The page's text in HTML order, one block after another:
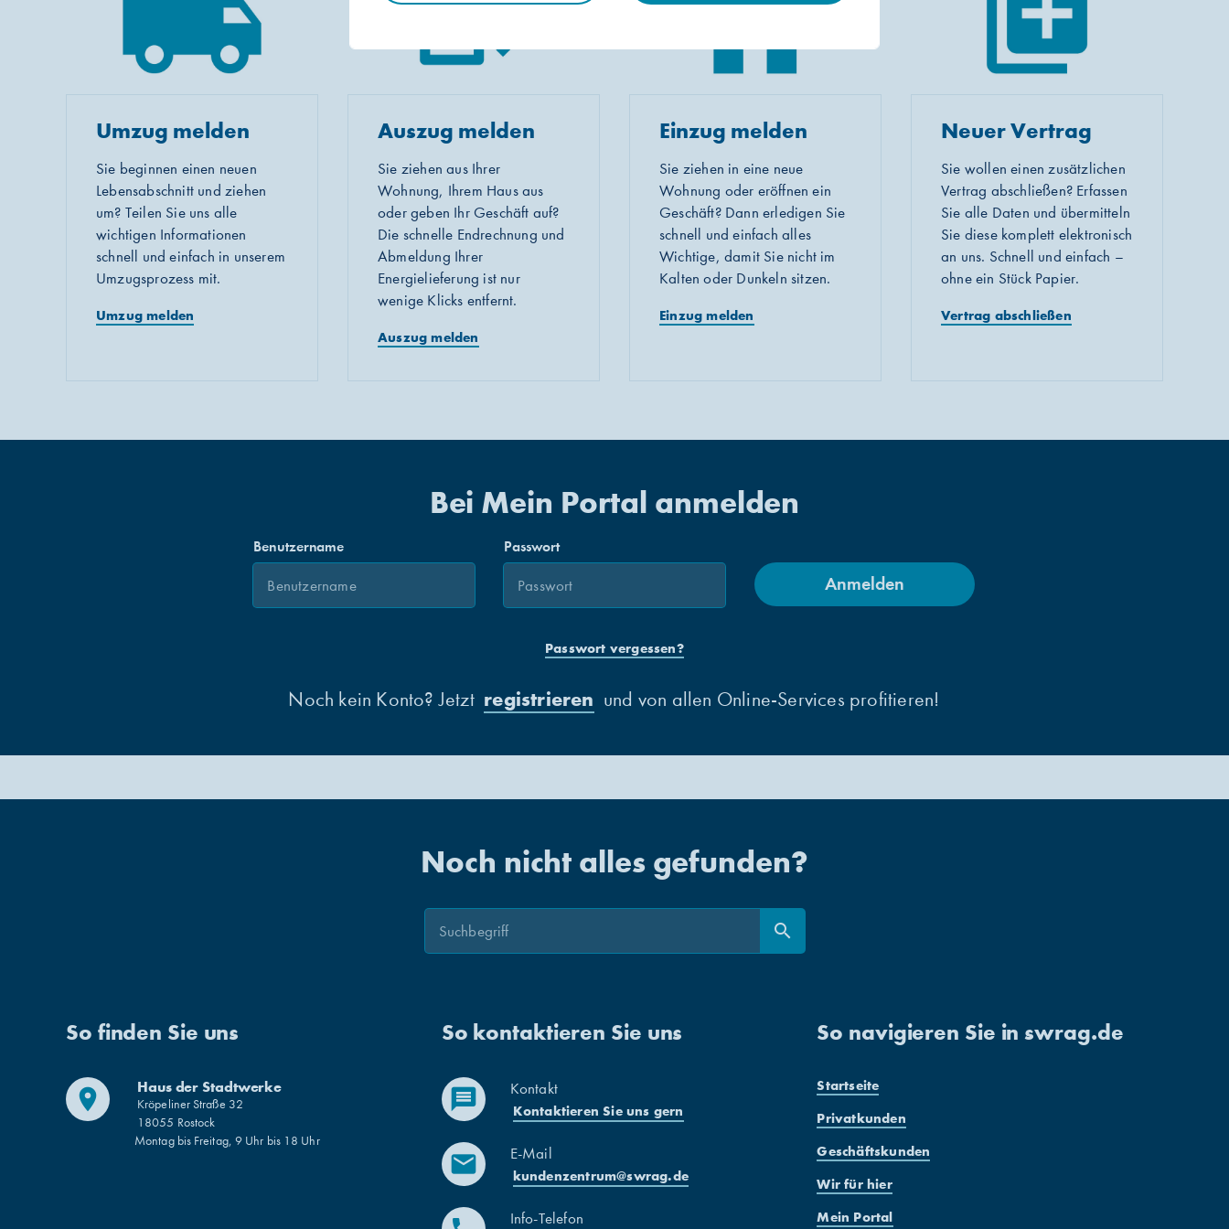
Umzug melden
Sie beginnen einen neuen
Lebensabschnitt und ziehen
um? Teilen Sie uns alle
wichtigen Informationen
schnell und einfach in unserem
Umzugsprozess mit.
Umzug melden
Auszug melden
Sie ziehen aus Ihrer
Wohnung, Ihrem Haus aus
oder geben Ihr Geschäft auf?
Die schnelle Endrechnung und
Abmeldung Ihrer
Energielieferung ist nur
wenige Klicks entfernt.
Auszug melden
Einzug melden
Sie ziehen in eine neue
Wohnung oder eröffnen ein
Geschäft? Dann erledigen Sie
schnell und einfach alles
Wichtige, damit Sie nicht im
Kalten oder Dunkeln sitzen.
Einzug melden
Neuer Vertrag
Sie wollen einen zusätzlichen
Vertrag abschließen? Erfassen
Sie alle Daten und übermitteln
Sie diese komplett elektronisch
an uns. Schnell und einfach –
ohne ein Stück Papier.
Vertrag abschließen
Bei Mein Portal anmelden
Bitte
melden
Sie
Benutzername Passwort
Anmelden
Passwort vergessen?
Noch kein Konto? Jetzt registrieren und von allen Online-Services profitieren!
Noch nicht alles gefunden?
search
Suchen
So finden Sie uns
place Haus der Stadtwerke
Kröpeliner Straße 32
18055 Rostock
Montag bis Freitag, 9 Uhr bis 18 Uhr
So kontaktieren Sie uns
message Kontakt
Kontaktieren Sie uns gern
mail E-Mail
kundenzentrum@swrag.de
Info-Telefon
So navigieren Sie in swrag.de
Startseite
Privatkunden
Geschäftskunden
Wir für hier
Mein Portal